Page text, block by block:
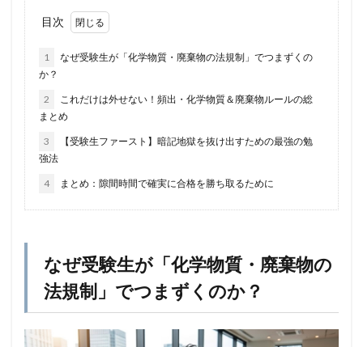
目次
1
なぜ受験生が「化学物質・廃棄物の法規制」でつまずくの
か？
2
これだけは外せない！頻出・化学物質＆廃棄物ルールの総
まとめ
3
【受験生ファースト】暗記地獄を抜け出すための最強の勉
強法
4 まとめ：隙間時間で確実に合格を勝ち取るために
なぜ受験生が「化学物質・廃棄物の
法規制」でつまずくのか？